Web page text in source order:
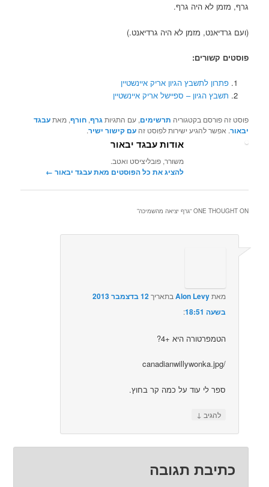
גרף, מזמן לא היה גרף.
(ועם גרדיאנט, מזמן לא היה גרדיאנט.)
פוסטים קשורים:
פתרון לתשבץ הגיון אריק איינשטיין
תשבץ הגיון – ספיישל אריק איינשטיין
פוסט זה פורסם בקטגוריה תרשימים, עם התגיותגרף,חורף, מאתעבגד
יבאור. אפשר להגיע ישירות לפוסט זהעם קישור ישיר.
אודות עבגד יבאור
משורר, פובליציסט ואטב.
להציג את כל הפוסטים מאת עבגד יבאור‏ ←
ONE THOUGHT ON “ גרף יציאה מהשמיכה”
מאתAlon Levy בתאריך
12 בדצמבר 2013
בשעה 18:51
:‏
הטמפרטורה היא +4?
/canadianwillywonka.jpg
ספר לי עוד על כמה קר בחוץ.
להגיב ↓
כתיבת תגובה